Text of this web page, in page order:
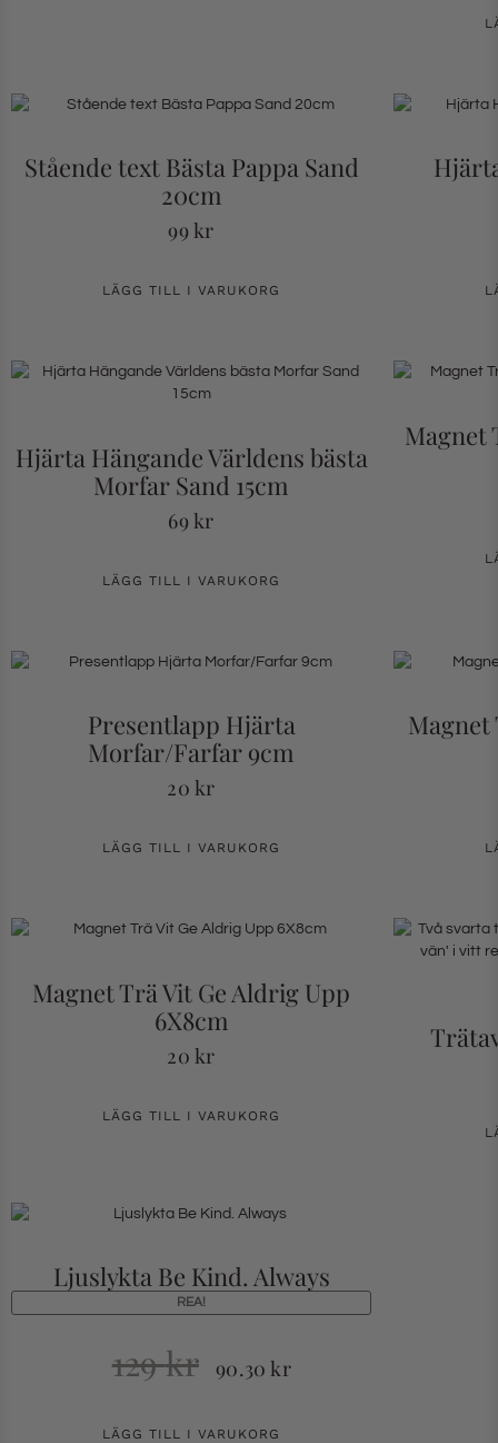
Stående text Bästa Pappa Sand
20cm
99kr
LÄGG TILL I VARUKORG
Hjärta Hängande Världens bästa
Morfar Sand 15cm
69kr
LÄGG TILL I VARUKORG
Magnet
Presentlapp Hjärta
Morfar/Farfar 9cm
20kr
LÄGG TILL I VARUKORG
Magnet
Magnet Trä Vit Ge Aldrig Upp
6X8cm
20kr
LÄGG TILL I VARUKORG
Ljuslykta Be Kind. Always
REA!
129kr 90.30kr
LÄGG TILL I VARUKORG